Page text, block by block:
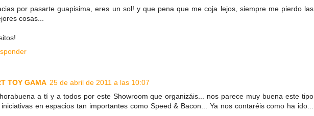
por pasarte guapisima, eres un sol! y que pena que me coja lejos, siempre me pierdo las
cosas...
TOY GAMA 25 de abril de 2011 a las 10:07
a tí y a todos por este Showroom que organizáis... nos parece muy buena este tipo
en espacios tan importantes como Speed & Bacon... Ya nos contaréis como ha ido...